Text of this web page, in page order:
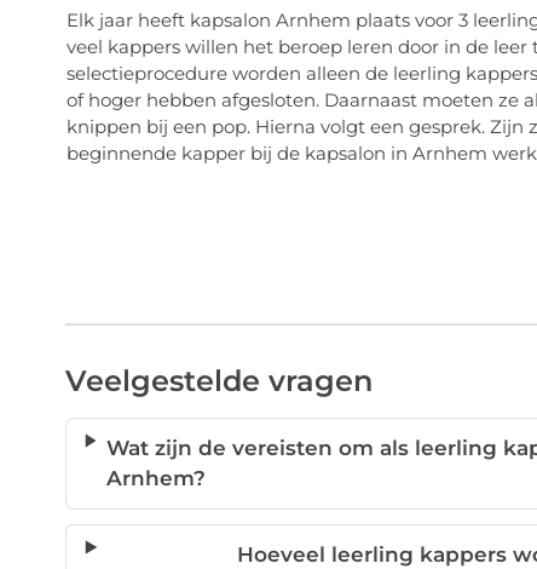
Elk jaar heeft kapsalon Arnhem plaats voor 3
veel kappers willen het beroep leren door in de
selectieprocedure worden alleen de leerling
of hoger hebben afgesloten. Daarnaast moeten ze
knippen bij een pop. Hierna volgt een gesprek. Zijn
beginnende kapper bij de kapsalon in Arnhem
Veelgestelde vragen
Wat zijn de vereisten om als leerling
Arnhem?
Hoeveel leerling kappers